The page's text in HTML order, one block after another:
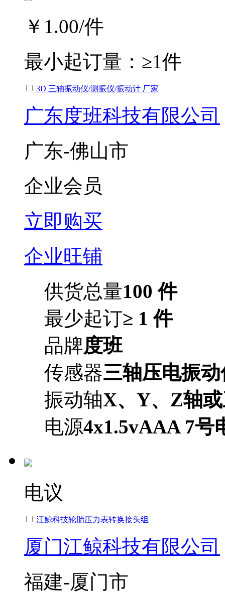
￥1.00/件
最小起订量： ≥1件
3D 三轴振动仪/测振仪/振动计 厂家
广东度班科技有限公司
广东-佛山市
企业会员
立即购买
企业旺铺
供货总量100 件
最少起订≥ 1 件
品牌度班
传感器三轴压电振
振动轴X、Y、Z轴
电源4x1.5vAAA 7号
电议
江鲸科技轮胎压力表转换接头组
厦门江鲸科技有限公司
福建-厦门市